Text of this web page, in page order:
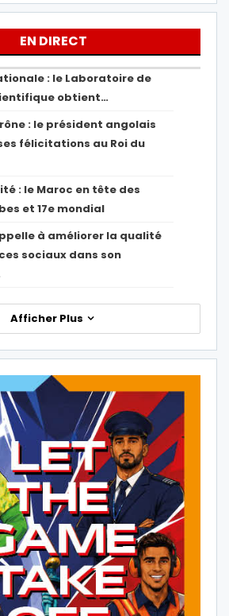
EN DIRECT
: le Laboratoire de
obtient…
: le président angolais
félicitations au Roi du
: le Maroc en tête des
et 17e mondial
à améliorer la qualité
sociaux dans son
Afficher Plus